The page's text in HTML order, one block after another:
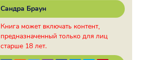
Сандра Браун
Книга может включать контент,
предназначенный только для лиц
старше 18 лет.